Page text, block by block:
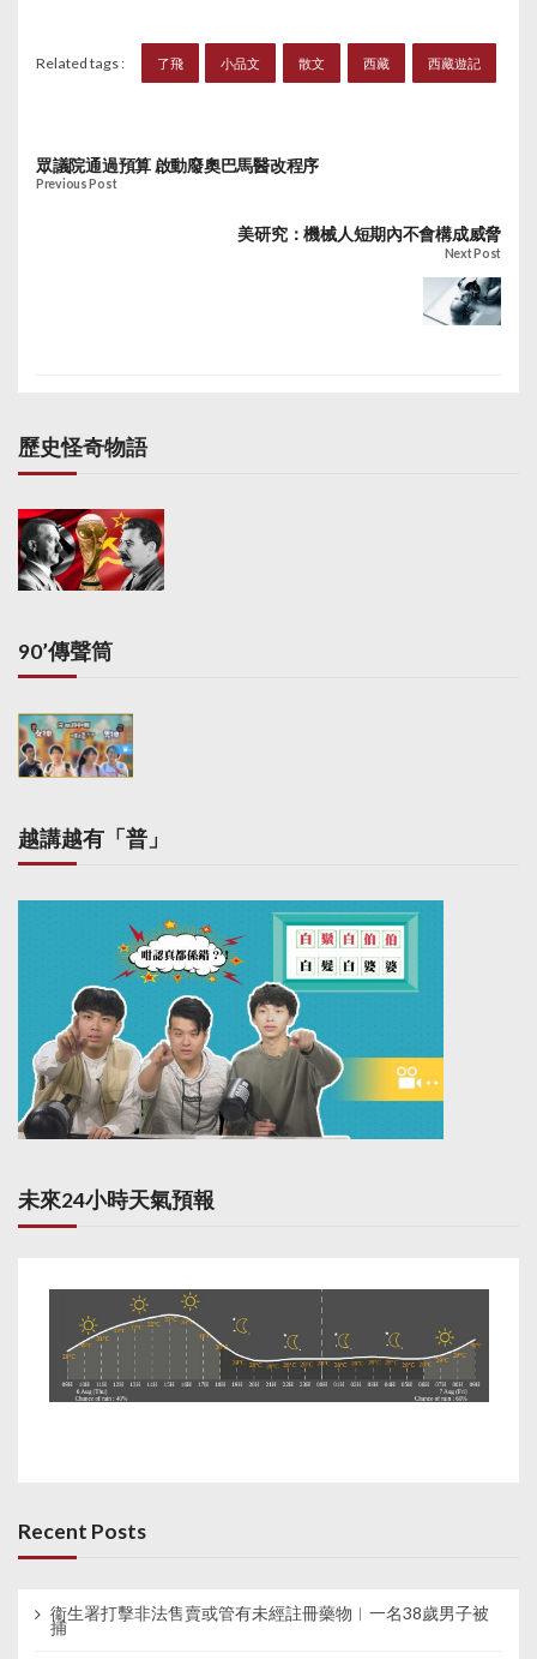
Related tags : 了飛 小品文 散文 西藏 西藏遊記
眾議院通過預算 啟動廢奧巴馬醫改程序
Previous Post
美研究：機械人短期內不會構成威脅
Next Post
歷史怪奇物語
90’傳聲筒
越講越有「普」
未來24小時天氣預報
Recent Posts
衞生署打擊非法售賣或管有未經註冊藥物︱一名38歲男子被
捕